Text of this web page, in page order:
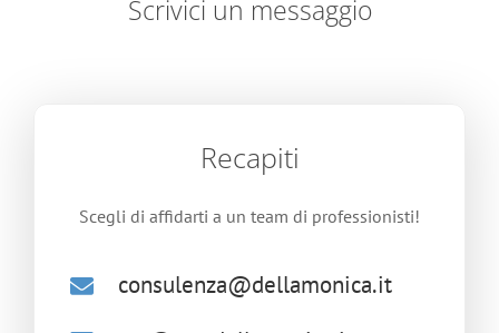
Scrivici un messaggio
Recapiti
Scegli di affidarti a un team di professionisti!
consulenza@dellamonica.it